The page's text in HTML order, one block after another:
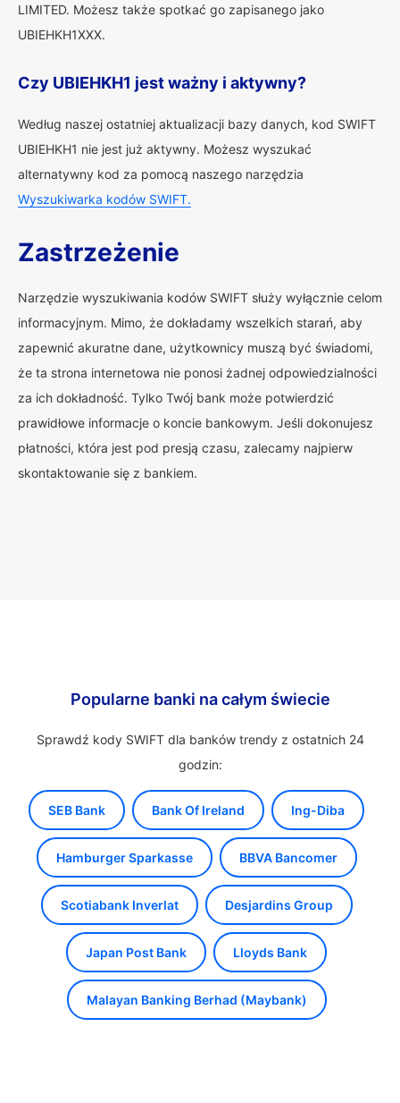
LIMITED. Możesz także spotkać go zapisanego jako
UBIEHKH1XXX.
Czy UBIEHKH1 jest ważny i aktywny?
Według naszej ostatniej aktualizacji bazy danych, kod SWIFT
UBIEHKH1 nie jest już aktywny. Możesz wyszukać
alternatywny kod za pomocą naszego narzędzia
Wyszukiwarka kodów SWIFT.
Zastrzeżenie
Narzędzie wyszukiwania kodów SWIFT służy wyłącznie celom
informacyjnym. Mimo, że dokładamy wszelkich starań, aby
zapewnić akuratne dane, użytkownicy muszą być świadomi,
że ta strona internetowa nie ponosi żadnej odpowiedzialności
za ich dokładność. Tylko Twój bank może potwierdzić
prawidłowe informacje o koncie bankowym. Jeśli dokonujesz
płatności, która jest pod presją czasu, zalecamy najpierw
skontaktowanie się z bankiem.
Popularne banki na całym świecie
Sprawdź kody SWIFT dla banków trendy z ostatnich 24
godzin:
SEB Bank Bank Of Ireland Ing-Diba
Hamburger Sparkasse BBVA Bancomer
Scotiabank Inverlat Desjardins Group
Japan Post Bank Lloyds Bank
Malayan Banking Berhad (Maybank)